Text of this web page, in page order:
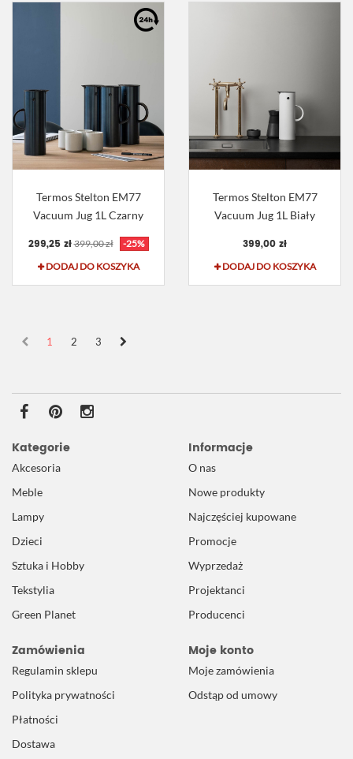
Termos Stelton EM77
Vacuum Jug 1L Czarny
299,25 zł 399,00 zł
-25%
DODAJ DO KOSZYKA
Termos Stelton EM77
Vacuum Jug 1L Biały
399,00 zł
DODAJ DO KOSZYKA
1 2 3
Kategorie
Akcesoria
Meble
Lampy
Dzieci
Sztuka i Hobby
Tekstylia
Green Planet
Informacje
O nas
Nowe produkty
Najczęściej kupowane
Promocje
Wyprzedaż
Projektanci
Producenci
Zamówienia
Regulamin sklepu
Polityka prywatności
Płatności
Dostawa
Moje konto
Moje zamówienia
Odstąp od umowy